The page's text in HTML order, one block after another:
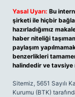
Yasal Uyarı: Bu
şirketi ile hiçbir
hazırladığımız
haber niteliği
paylaşım
benzerlikleri
halindedir ve tavsiye
Sitemiz, 5651 Sayılı
Kurumu (BTK)